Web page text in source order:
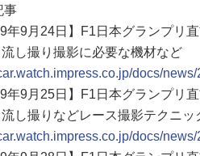
事
年9月24日】F1日本グランプリ
し撮り撮影に必要な機材など
docs/
年9月25日】F1日本グランプリ
し撮りなどレース撮影テクニッ
docs/